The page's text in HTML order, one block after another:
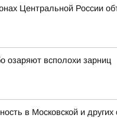
Центральной России
озаряют всполохи зарниц
в Московской и других